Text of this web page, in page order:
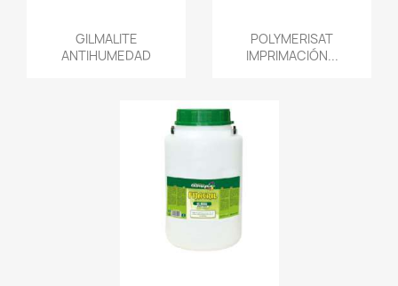
GILMALITE
ANTIHUMEDAD
POLYMERISAT
IMPRIMACIÓN...